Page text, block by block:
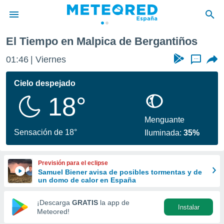
de
por
se
calidad.
a este
las
y
forma
digital
basada
El Tiempo en Malpica de Bergantiños
01:46 Viernes ...
Cielo despejado
18°
Sensación de 18°
Menguante
Iluminada:35%
Previsión para el eclipse
Samuel Biener avisa de posibles tormentas y de
un domo de calor en España
¡Descarga GRATIS la app de
Meteored!
Instalar